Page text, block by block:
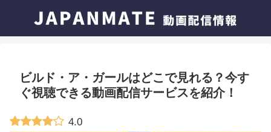
ビルド・ア・ガールはどこで見れる？今す
ぐ視聴できる動画配信サービスを紹介！
4.0